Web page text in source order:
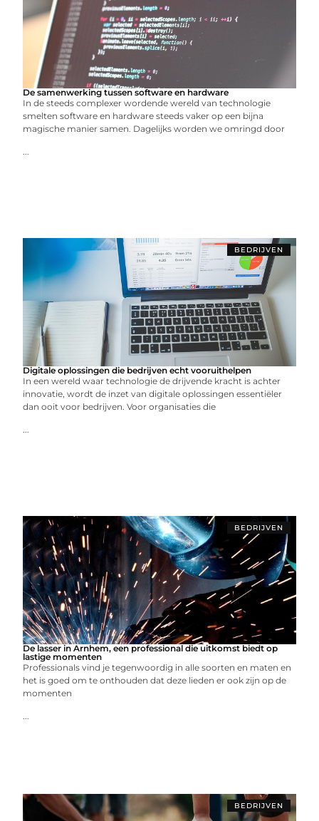
De samenwerking tussen software en hardware
In de steeds complexer wordende wereld van technologie
smelten software en hardware steeds vaker op een bijna
magische manier samen. Dagelijks worden we omringd door
...
BEDRIJVEN
Digitale oplossingen die bedrijven echt vooruithelpen
In een wereld waar technologie de drijvende kracht is achter
innovatie, wordt de inzet van digitale oplossingen essentiëler
dan ooit voor bedrijven. Voor organisaties die
...
BEDRIJVEN
De lasser in Arnhem, een professional die uitkomst biedt op
lastige momenten
Professionals vind je tegenwoordig in alle soorten en maten en
het is goed om te onthouden dat deze lieden er ook zijn op de
momenten
...
BEDRIJVEN